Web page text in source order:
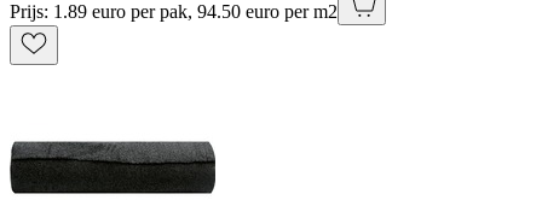
Prijs: 1.89 euro per pak, 94.50 euro per m2